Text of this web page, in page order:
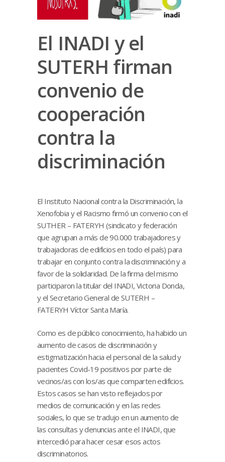
El INADI y el
SUTERH firman
convenio de
cooperación
contra la
discriminación
El Instituto Nacional contra la Discriminación, la
Xenofobia y el Racismo firmó un convenio con el
SUTHER – FATERYH (sindicato y federación
que agrupan a más de 90.000 trabajadores y
trabajadoras de edificios en todo el país) para
trabajar en conjunto contra la discriminación y a
favor de la solidaridad. De la firma del mismo
participaron la titular del INADI, Victoria Donda,
y el Secretario General de SUTERH –
FATERYH Víctor Santa María.
Como es de público conocimiento, ha habido un
aumento de casos de discriminación y
estigmatización hacia el personal de la salud y
pacientes Covid-19 positivos por parte de
vecinos/as con los/as que comparten edificios.
Estos casos se han visto reflejados por
medios de comunicación y en las redes
sociales, lo que se tradujo en un aumento de
las consultas y denuncias ante el INADI, que
intercedió para hacer cesar esos actos
discriminatorios.